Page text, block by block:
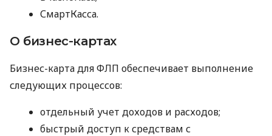
СмартКасса.
О бизнес-картах
Бизнес-карта для ФЛП обеспечивает выполнение
следующих процессов:
отдельный учет доходов и расходов;
быстрый доступ к средствам с